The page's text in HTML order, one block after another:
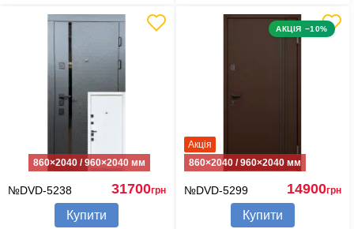
860×2040 / 960×2040 мм
№DVD-5238 31700грн
Купити
860×2040 / 960×2040 мм
Акція
АКЦІЯ −10%
№DVD-5299 14900грн
Купити